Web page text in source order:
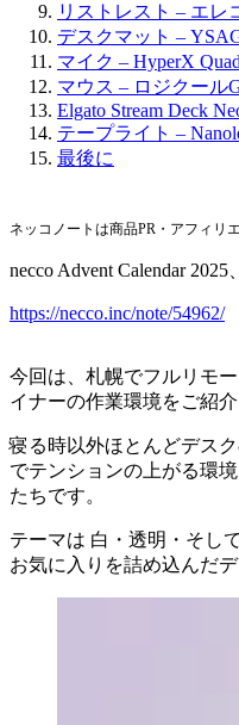
リストレスト – エレ
デスクマット –
マイク – HyperX
マウス – ロジクール
Elgato Stream Deck
テープライト –
最後に
ネッコノートは商品PR・アフィリ
necco Advent Calendar
https://necco.inc/note/54962/
今回は、札幌でフルリモ
イナーの作業環境をご紹介
寝る時以外ほとんどデス
でテンションの上がる環
たちです。
テーマは 白・透明・そし
お気に入りを詰め込んだ